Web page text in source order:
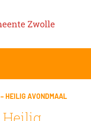
HEILIG AVONDMAAL